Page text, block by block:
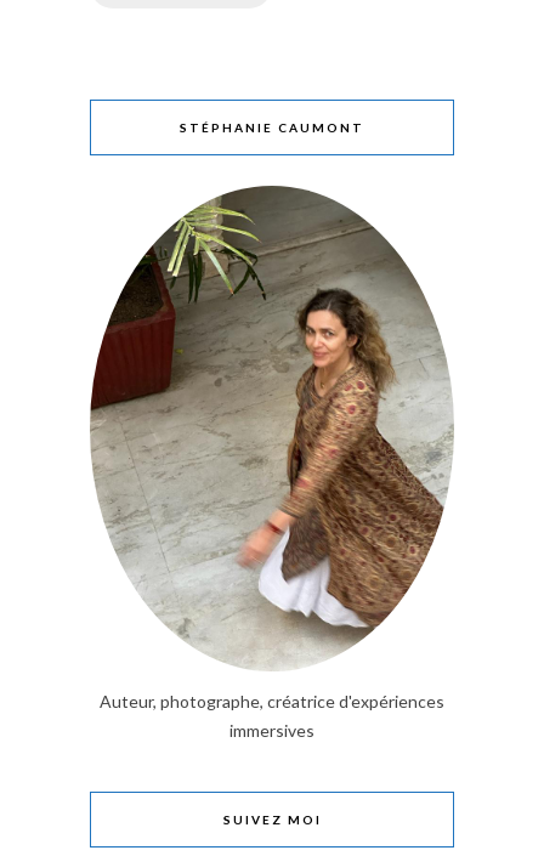
STÉPHANIE CAUMONT
Auteur, photographe, créatrice d'expériences
immersives
SUIVEZ MOI